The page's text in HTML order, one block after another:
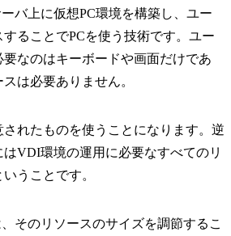
バ上に仮想PC環境を構築し、ユー
ることでPCを使う技術です。ユー
なのはキーボードや画面だけであ
は必要ありません。
れたものを使うことになります。逆
VDI環境の運用に必要なすべてのリ
うことです。
そのリソースのサイズを調節するこ